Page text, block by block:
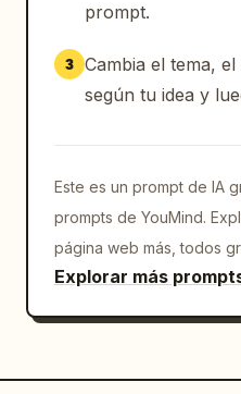
prompt.
3 Cambia el tema,
según tu idea y
Este es un prompt de IA
prompts de YouMind.
página web más, todos
Explorar más